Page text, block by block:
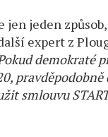
jen jeden
expert z
demokraté
smlouvu